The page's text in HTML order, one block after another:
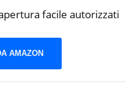
facile autorizzati
AMAZON